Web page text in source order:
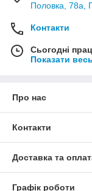
Половка, 78а,
Контакти
Сьогодні
Показати
Про нас
Контакти
Доставка та
Графік роботи